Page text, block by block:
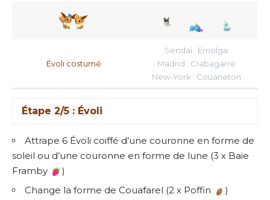
Évoli costumé
Sendai : Emolga
Madrid : Crabagarre
New-York : Couaneton
Étape 2/5 : Évoli
Attrape 6 Évoli coiffé d’une couronne en forme de
soleil ou d’une couronne en forme de lune (3 x Baie
Framby
)
Change la forme de Couafarel (2 x Poffin
)